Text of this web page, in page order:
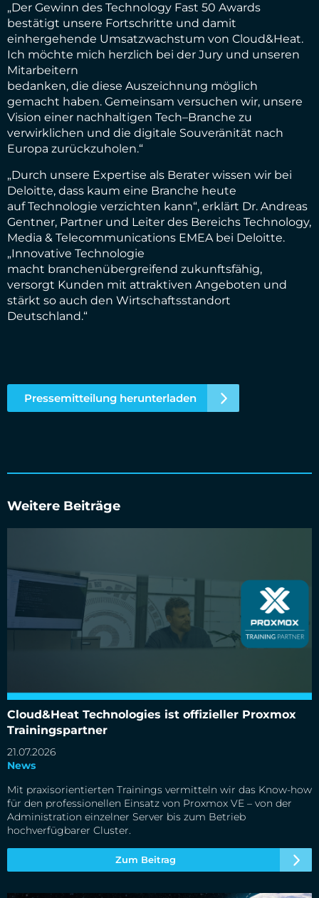
„Der Gewinn des Technology Fast 50 Awards
bestätigt unsere Fortschritte und damit
einhergehende Umsatzwachstum von Cloud&Heat.
Ich möchte mich herzlich bei der Jury und unseren
Mitarbeitern
bedanken, die diese Auszeichnung möglich
gemacht haben. Gemeinsam versuchen wir, unsere
Vision einer nachhaltigen Tech–Branche zu
verwirklichen und die digitale Souveränität nach
Europa zurückzuholen.“
„Durch unsere Expertise als Berater wissen wir bei
Deloitte, dass kaum eine Branche heute
aufTechnologie verzichten kann“, erklärt Dr. Andreas
Gentner, Partner und Leiter des Bereichs Technology,
Media & Telecommunications EMEA bei Deloitte.
„Innovative Technologie
macht branchenübergreifend zukunftsfähig,
versorgt Kunden mit attraktiven Angeboten und
stärkt so auch den Wirtschaftsstandort
Deutschland.“
Pressemitteilung herunterladen
Weitere Beiträge
Cloud&Heat Technologies ist offizieller Proxmox
Trainingspartner
21.07.2026
News
Mit praxisorientierten Trainings vermitteln wir das Know-how
für den professionellen Einsatz von Proxmox VE – von der
Administration einzelner Server bis zum Betrieb
hochverfügbarer Cluster.
Zum Beitrag
Cloud&Heat Technologies ist offizieller Proxmox